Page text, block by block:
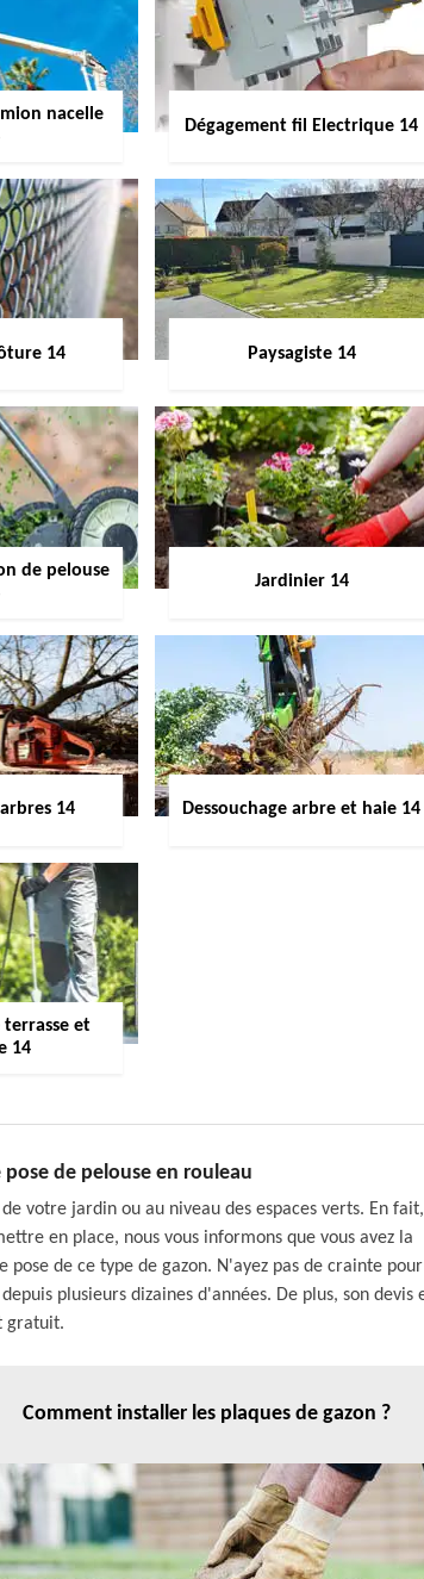
nacelle
Dégagement fil Electrique 14
14 Paysagiste 14
de pelouse
Jardinier 14
14 Dessouchage arbre et haie 14
terrasse et
14
de pelouse en rouleau
votre jardin ou au niveau des espaces verts. En fait,
en place, nous vous informons que vous avez la
de ce type de gazon. N'ayez pas de crainte
plusieurs dizaines d'années. De plus, son devis
gratuit.
Comment installer les plaques de gazon ?